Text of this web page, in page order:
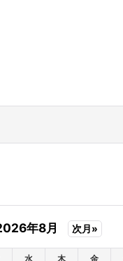
年8月 次月»
水 木 金